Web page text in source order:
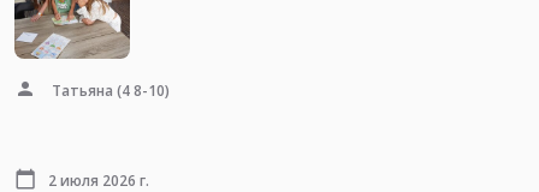
Татьяна (4 8-10)
2 июля 2026 г.